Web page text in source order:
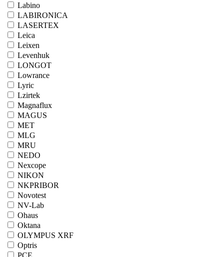
Labino
LABIRONICA
LASERTEX
Leica
Leixen
Levenhuk
LONGOT
Lowrance
Lyric
Lzirtek
Magnaflux
MAGUS
MET
MLG
MRU
NEDO
Nexcope
NIKON
NKPRIBOR
Novotest
NV-Lab
Ohaus
Oktana
OLYMPUS XRF
Optris
PCE